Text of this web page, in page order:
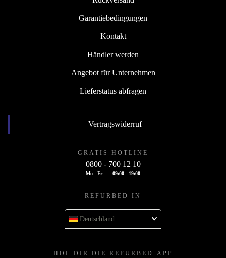
Garantiebedingungen
Kontakt
Händler werden
Angebot für Unternehmen
Lieferstatus abfragen
Vertragswiderruf
GRATIS HOTLINE
0800 - 700 12 10
Mo - Fr 09:00 - 19:00
REFURBED IN
Deutschland
HOL DIR DIE REFURBED-APP